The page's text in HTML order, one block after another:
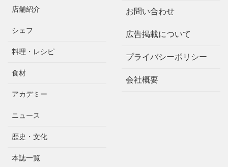
店舗紹介
シェフ
料理・レシピ
食材
アカデミー
ニュース
歴史・文化
本誌一覧
お問い合わせ
広告掲載について
プライバシーポリシー
会社概要